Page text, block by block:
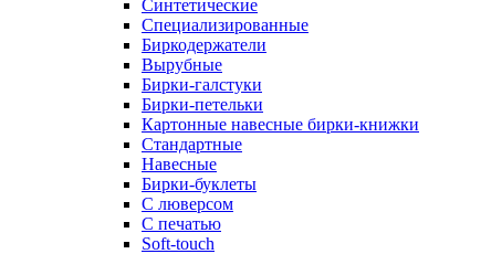
Синтетические
Специализированные
Биркодержатели
Вырубные
Бирки-галстуки
Бирки-петельки
Картонные навесные бирки-книжки
Стандартные
Навесные
Бирки-буклеты
С люверсом
С печатью
Soft-touch